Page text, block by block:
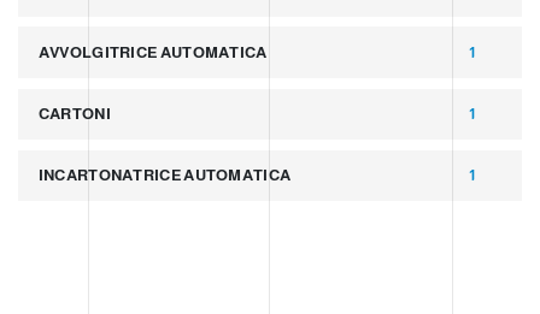
AVVOLGITRICE AUTOMATICA 1
CARTONI 1
INCARTONATRICE AUTOMATICA 1